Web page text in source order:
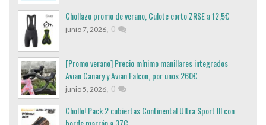
Chollazo promo de verano, Culote corto ZRSE a 12,5€
junio 7, 2026, 0
[Promo verano] Precio mínimo manillares integrados
Avian Canary y Avian Falcon, por unos 260€
junio 5, 2026, 0
Chollo! Pack 2 cubiertas Continental Ultra Sport III con